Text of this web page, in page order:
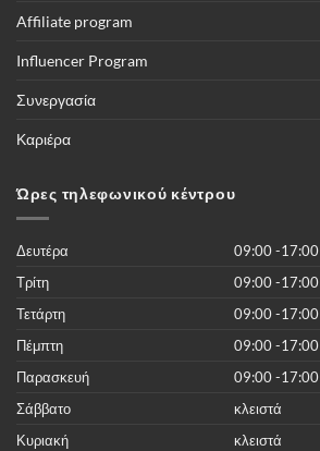
όλες
του
χωρίς
Affiliate program
Influencer Program
Συνεργασία
Καριέρα
Ώρες τηλεφωνικού κέντρου
Δευτέρα
09:00 -17:00
Τρίτη
09:00 -17:00
Τετάρτη
09:00 -17:00
Πέμπτη
09:00 -17:00
Παρασκευή
09:00 -17:00
Σάββατο
κλειστά
Κυριακή
κλειστά